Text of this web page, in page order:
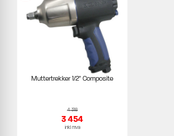
Muttertrekker 1/2" Composite
4 318
3 454
inkl mva